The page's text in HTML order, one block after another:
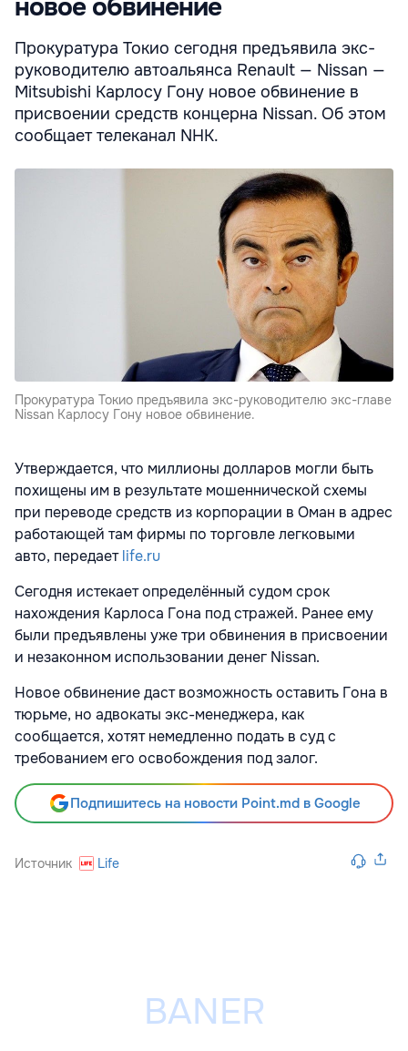
новое обвинение
Прокуратура Токио сегодня предъявила экс-
руководителю автоальянса Renault — Nissan —
Mitsubishi Карлосу Гону новое обвинение в
присвоении средств концерна Nissan. Об этом
сообщает телеканал NHK.
Прокуратура Токио предъявила экс-руководителю экс-главе
Nissan Карлосу Гону новое обвинение.
Утверждается, что миллионы долларов могли быть
похищены им в результате мошеннической схемы
при переводе средств из корпорации в Оман в адрес
работающей там фирмы по торговле легковыми
авто, передаетlife.ru
Сегодня истекает определённый судом срок
нахождения Карлоса Гона под стражей. Ранее ему
были предъявлены уже три обвинения в присвоении
и незаконном использовании денег Nissan.
Новое обвинение даст возможность оставить Гона в
тюрьме, но адвокаты экс-менеджера, как
сообщается, хотят немедленно подать в суд с
требованием его освобождения под залог.
Подпишитесь на новости Point.md в Google
Источник Life